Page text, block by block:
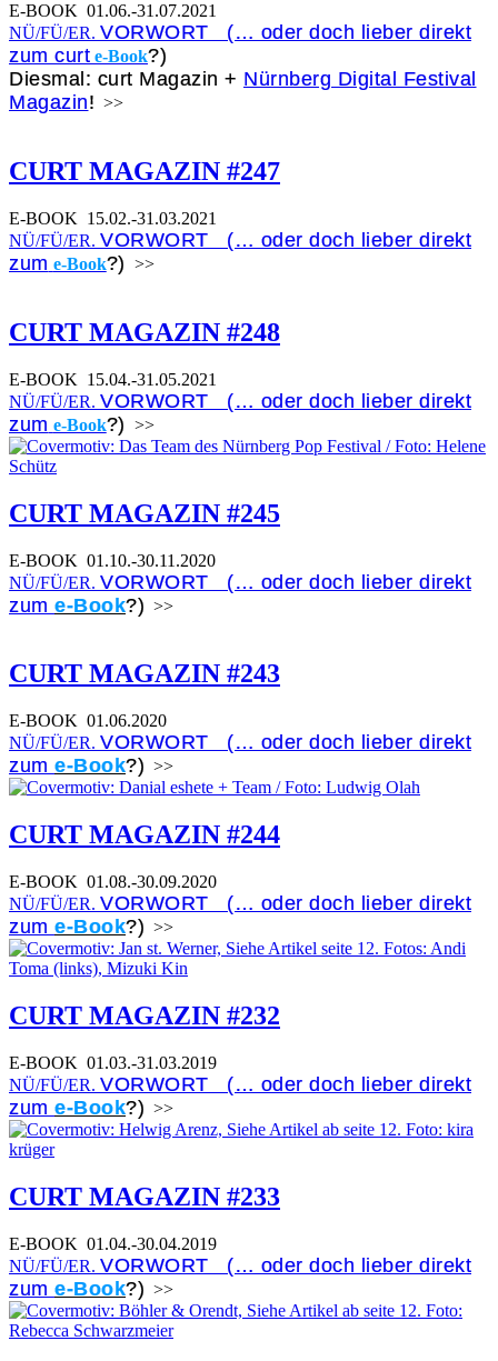
E-BOOK 01.06.-31.07.2021
NÜ/FÜ/ER. VORWORT (… oder doch lieber direkt
zum curt e-Book?)
Diesmal: curt Magazin + Nürnberg Digital Festival
Magazin! >>
CURT MAGAZIN #247
E-BOOK 15.02.-31.03.2021
NÜ/FÜ/ER. VORWORT (… oder doch lieber direkt
zum e-Book?) >>
CURT MAGAZIN #248
E-BOOK 15.04.-31.05.2021
NÜ/FÜ/ER. VORWORT (… oder doch lieber direkt
zum e-Book?) >>
CURT MAGAZIN #245
E-BOOK 01.10.-30.11.2020
NÜ/FÜ/ER. VORWORT (… oder doch lieber direkt
zum e-Book?) >>
CURT MAGAZIN #243
E-BOOK 01.06.2020
NÜ/FÜ/ER. VORWORT (… oder doch lieber direkt
zum e-Book?) >>
CURT MAGAZIN #244
E-BOOK 01.08.-30.09.2020
NÜ/FÜ/ER. VORWORT (… oder doch lieber direkt
zum e-Book?) >>
CURT MAGAZIN #232
E-BOOK 01.03.-31.03.2019
NÜ/FÜ/ER. VORWORT (… oder doch lieber direkt
zum e-Book?) >>
CURT MAGAZIN #233
E-BOOK 01.04.-30.04.2019
NÜ/FÜ/ER. VORWORT (… oder doch lieber direkt
zum e-Book?) >>